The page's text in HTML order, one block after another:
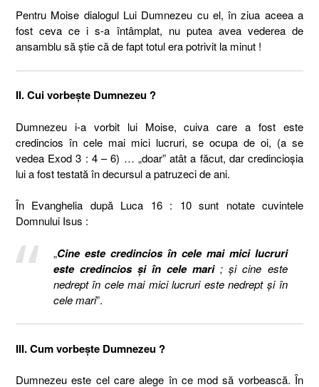
Pentru Moise dialogul Lui Dumnezeu cu el, în ziua aceea a
fost ceva ce i s-a întâmplat, nu putea avea vederea de
ansamblu să ştie că de fapt totul era potrivit la minut !
II. Cui vorbeşte Dumnezeu ?
Dumnezeu i-a vorbit lui Moise, cuiva care a fost este
credincios în cele mai mici lucruri, se ocupa de oi, (a se
vedea Exod 3 : 4 – 6) … „doar” atât a făcut, dar credincioşia
lui a fost testată în decursul a patruzeci de ani.
În Evanghelia după Luca 16 : 10 sunt notate cuvintele
Domnului Isus :
„Cine este credincios în cele mai mici lucruri
este credincios şi în cele mari; şi cine este
nedrept în cele mai mici lucruri este nedrept şi în
cele mari”.
III. Cum vorbeşte Dumnezeu ?
Dumnezeu este cel care alege în ce mod să vorbească. În